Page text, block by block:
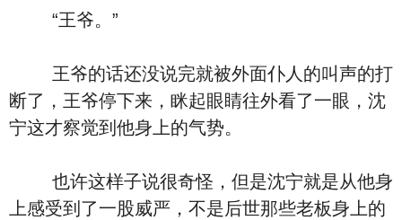
“王爷。”
王爷的话还没说完就被外面仆人的叫声的打
断了，王爷停下来，眯起眼睛往外看了一眼，沈
宁这才察觉到他身上的气势。
也许这样子说很奇怪，但是沈宁就是从他身
上感受到了一股威严，不是后世那些老板身上的